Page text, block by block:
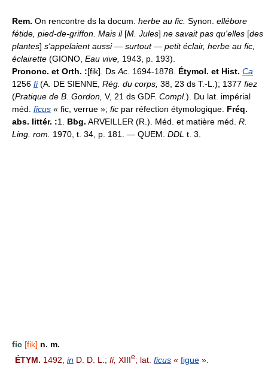
Rem. On rencontre ds la docum. herbe au fic. Synon. ellébore
fétide, pied-de-griffon. Mais il[M. Jules] ne savait pas qu'elles [des
plantes] s'appelaient aussi — surtout — petit éclair, herbe au fic,
éclairette (GIONO, Eau vive, 1943, p. 193).
Prononc. et Orth. :[fik]. Ds Ac. 1694-1878. Étymol. et Hist. Ca
1256 fi(A. DE SIENNE, Rég. du corps, 38, 23 ds T.-L.); 1377 fiez
(Pratique de B. Gordon, V, 21 ds GDF. Compl.). Du lat. impérial
méd. ficus « fic, verrue »; fic par réfection étymologique. Fréq.
abs. littér. :1. Bbg. ARVEILLER (R.). Méd. et matière méd. R.
Ling. rom.
1970, t. 34, p. 181. — QUEM. DDL t. 3.
fic [fik] n. m.
ÉTYM. 1492, in D. D. L.; fi, XIIIe; lat. ficus « figue ».